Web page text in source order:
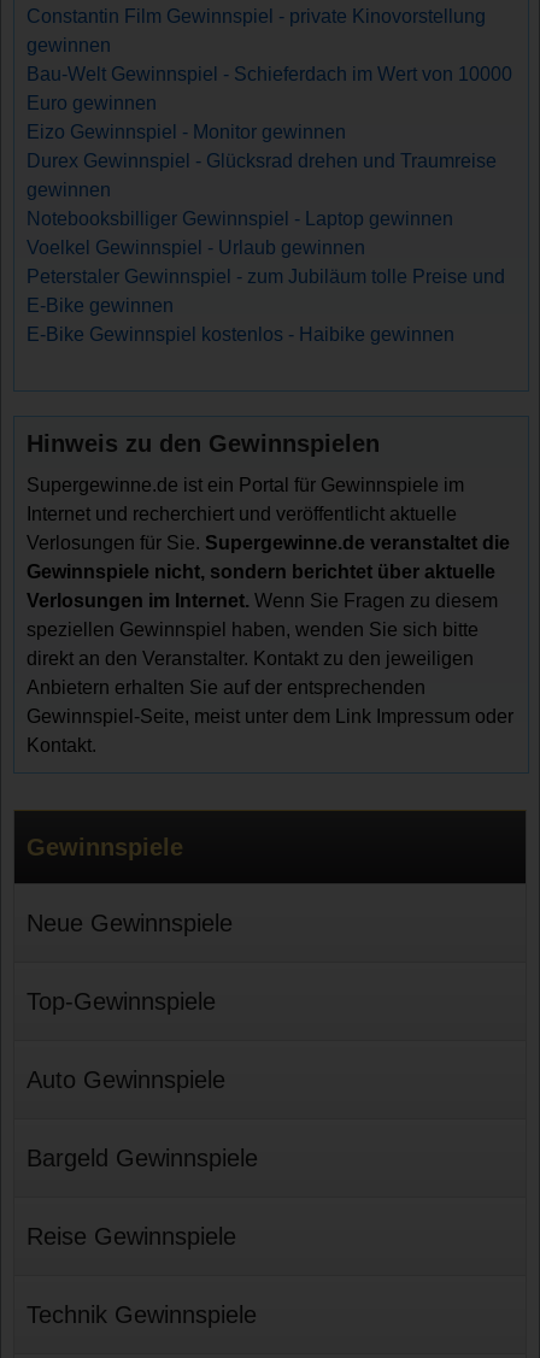
Constantin Film Gewinnspiel - private Kinovorstellung
gewinnen
Bau-Welt Gewinnspiel - Schieferdach im Wert von 10000
Euro gewinnen
Eizo Gewinnspiel - Monitor gewinnen
Durex Gewinnspiel - Glücksrad drehen und Traumreise
gewinnen
Notebooksbilliger Gewinnspiel - Laptop gewinnen
Voelkel Gewinnspiel - Urlaub gewinnen
Peterstaler Gewinnspiel - zum Jubiläum tolle Preise und
E-Bike gewinnen
E-Bike Gewinnspiel kostenlos - Haibike gewinnen
Hinweis zu den Gewinnspielen
Supergewinne.de ist ein Portal für Gewinnspiele im
Internet und recherchiert und veröffentlicht aktuelle
Verlosungen für Sie. Supergewinne.de veranstaltet die
Gewinnspiele nicht, sondern berichtet über aktuelle
Verlosungen im Internet. Wenn Sie Fragen zu diesem
speziellen Gewinnspiel haben, wenden Sie sich bitte
direkt an den Veranstalter. Kontakt zu den jeweiligen
Anbietern erhalten Sie auf der entsprechenden
Gewinnspiel-Seite, meist unter dem Link Impressum oder
Kontakt.
Gewinnspiele
Neue Gewinnspiele
Top-Gewinnspiele
Auto Gewinnspiele
Bargeld Gewinnspiele
Reise Gewinnspiele
Technik Gewinnspiele